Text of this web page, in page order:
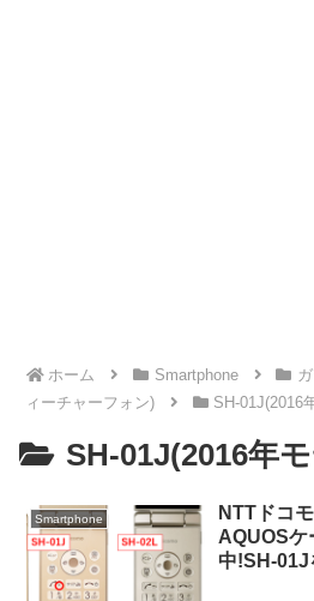
ホーム Smartphone
ィーチャーフォン)
SH-01J(2016
SH-01J(2016年
Smartphone
NTTドコ
AQUOSケ
中!SH-01J